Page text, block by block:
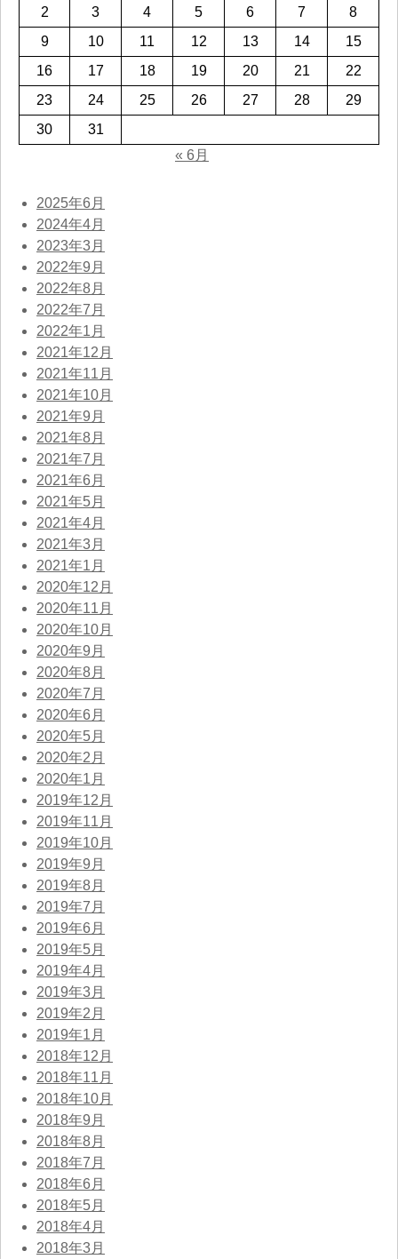
2 3 4 5 6 7
8
9
10 11 12 13 14
15
16
17 18 19 20 21
22
23
24 25 26 27 28
29
30
31
« 6月
2025年6月
2024年4月
2023年3月
2022年9月
2022年8月
2022年7月
2022年1月
2021年12月
2021年11月
2021年10月
2021年9月
2021年8月
2021年7月
2021年6月
2021年5月
2021年4月
2021年3月
2021年1月
2020年12月
2020年11月
2020年10月
2020年9月
2020年8月
2020年7月
2020年6月
2020年5月
2020年2月
2020年1月
2019年12月
2019年11月
2019年10月
2019年9月
2019年8月
2019年7月
2019年6月
2019年5月
2019年4月
2019年3月
2019年2月
2019年1月
2018年12月
2018年11月
2018年10月
2018年9月
2018年8月
2018年7月
2018年6月
2018年5月
2018年4月
2018年3月